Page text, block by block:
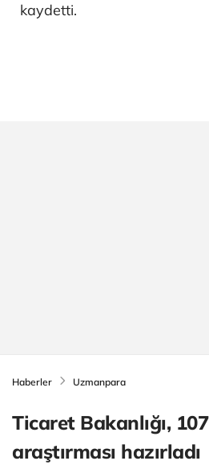
kaydetti.
Haberler Uzmanpara
Ticaret Bakanlığı,
araştırması hazırladı